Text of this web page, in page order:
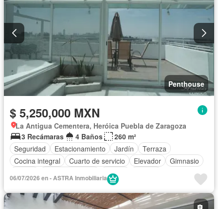
Penthouse
$ 5,250,000 MXN
La Antigua Cementera, Heróica Puebla de Zaragoza
3 Recámaras
4 Baños
260 m²
Seguridad
Estacionamiento Jardín
Terraza
Cocina integral
Cuarto de servicio Elevador
Gimnasio
Azotea
Completamente amueblado
06/07/2026 en - ASTRA Inmobiliaria